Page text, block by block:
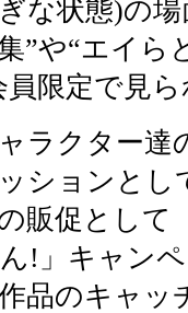
な状態)の
”や“エイ
員限定で見
ラクター達
ションとし
販促として
!」キャン
品のキャ